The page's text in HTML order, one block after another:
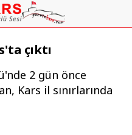
çıktı
2 gün önce
Kars il sınırlarında